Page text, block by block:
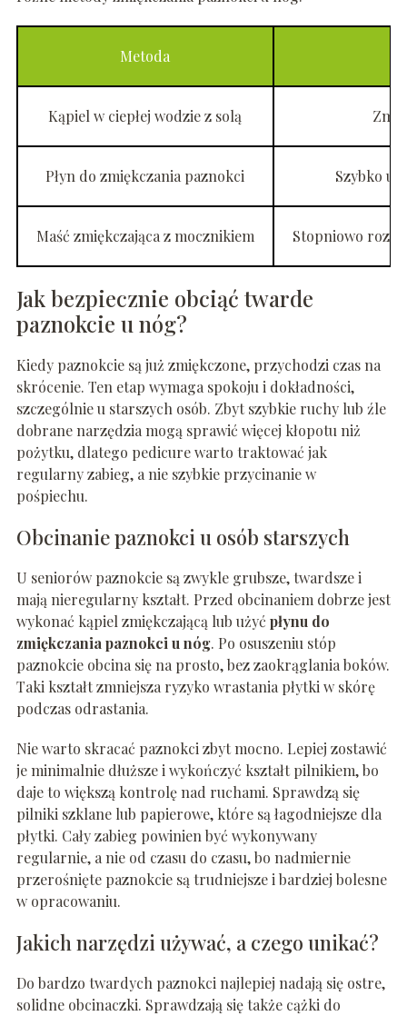
Metoda
Kąpiel w ciepłej wodzie z solą
Płyn do zmiękczania paznokci Szybko
Maść zmiękczająca z mocznikiem Stopniowo
Jak bezpiecznie obciąć twarde
paznokcie u nóg?
Kiedy paznokcie są już zmiękczone, przychodzi czas na
skrócenie. Ten etap wymaga spokoju i dokładności,
szczególnie u starszych osób. Zbyt szybkie ruchy lub źle
dobrane narzędzia mogą sprawić więcej kłopotu niż
pożytku, dlatego pedicure warto traktować jak
regularny zabieg, a nie szybkie przycinanie w
pośpiechu.
Obcinanie paznokci u osób starszych
U seniorów paznokcie są zwykle grubsze, twardsze i
mają nieregularny kształt. Przed obcinaniem dobrze jest
wykonać kąpiel zmiękczającą lub użyć płynu do
zmiękczania paznokci u nóg. Po osuszeniu stóp
paznokcie obcina się na prosto, bez zaokrąglania boków.
Taki kształt zmniejsza ryzyko wrastania płytki w skórę
podczas odrastania.
Nie warto skracać paznokci zbyt mocno. Lepiej zostawić
je minimalnie dłuższe i wykończyć kształt pilnikiem, bo
daje to większą kontrolę nad ruchami. Sprawdzą się
pilniki szklane lub papierowe, które są łagodniejsze dla
płytki. Cały zabieg powinien być wykonywany
regularnie, a nie od czasu do czasu, bo nadmiernie
przerośnięte paznokcie są trudniejsze i bardziej bolesne
w opracowaniu.
Jakich narzędzi używać, a czego unikać?
Do bardzo twardych paznokci najlepiej nadają się ostre,
solidne obcinaczki. Sprawdzają się także cążki do